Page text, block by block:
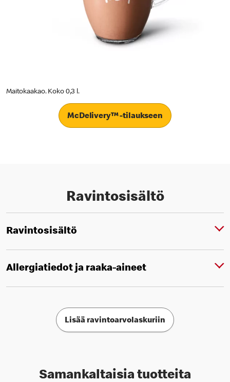
Maitokaakao. Koko 0,3 l.
McDelivery™ -tilaukseen
Ravintosisältö
Ravintosisältö
Allergiatiedot ja raaka-aineet
Lisää ravintoarvolaskuriin
Samankaltaisia tuotteita